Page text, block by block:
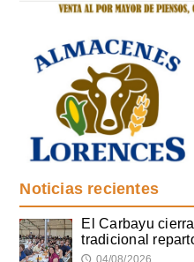
Noticias recientes
El Carbayu
tradicional
🕔 04/08/2026